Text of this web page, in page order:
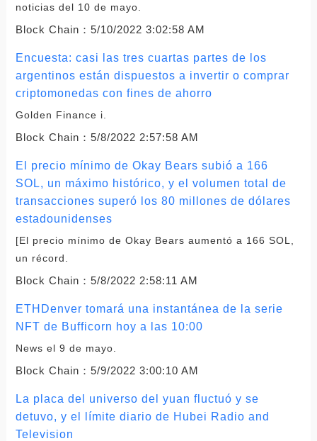
noticias del 10 de mayo.
Block Chain： 5/10/2022 3:02:58 AM
Encuesta: casi las tres cuartas partes de los
argentinos están dispuestos a invertir o comprar
criptomonedas con fines de ahorro
Golden Finance i.
Block Chain： 5/8/2022 2:57:58 AM
El precio mínimo de Okay Bears subió a 166
SOL, un máximo histórico, y el volumen total de
transacciones superó los 80 millones de dólares
estadounidenses
[El precio mínimo de Okay Bears aumentó a 166 SOL,
un récord.
Block Chain： 5/8/2022 2:58:11 AM
ETHDenver tomará una instantánea de la serie
NFT de Bufficorn hoy a las 10:00
News el 9 de mayo.
Block Chain： 5/9/2022 3:00:10 AM
La placa del universo del yuan fluctuó y se
detuvo, y el límite diario de Hubei Radio and
Television